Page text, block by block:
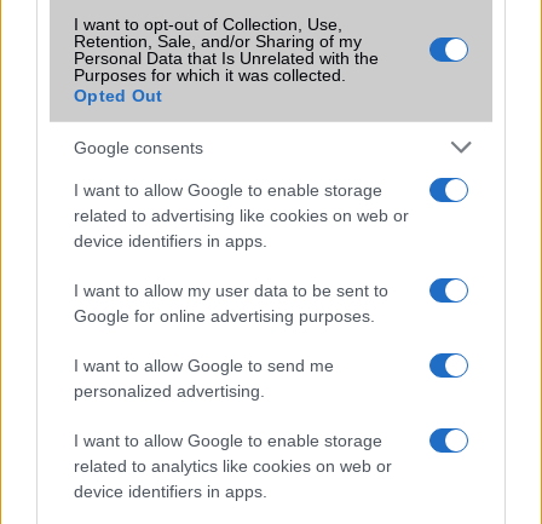
I want to opt-out of Collection, Use,
Retention, Sale, and/or Sharing of my
Personal Data that Is Unrelated with the
Purposes for which it was collected.
Opted Out
Google consents
I want to allow Google to enable storage
related to advertising like cookies on web or
device identifiers in apps.
I want to allow my user data to be sent to
Google for online advertising purposes.
I want to allow Google to send me
personalized advertising.
I want to allow Google to enable storage
related to analytics like cookies on web or
device identifiers in apps.
azonban több korábbi csúcskategóriás és középkategóriás
Galaxy készülék számára ez lesz az út vége.
iPhone 18 bemutató dátum - ekkor
rántja le a leplet az Apple az új
csúcsmobilokról
2026.06.29| Phone Arena
A szeptemberi eseményen az iPhone 18 Pro modellek
mellett a régóta pletykált hajlítható iPhone Ultra is
találgatások továbbra is beárnyékolják a rajtot.
Az Android rejtett automatizmusai: hat
funkció, amely észrevétlenül könnyíti
meg a mindennapokat
Sok felhasználó külön alkalmazásokra esküszik, pedig az
Android már évek óta olyan intelligens funkciókat kínál,
amelyek maguktól dolgoznak a háttérben.